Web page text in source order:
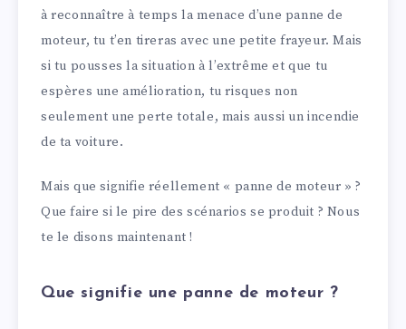
à reconnaître à temps la menace d’une panne de
moteur, tu t’en tireras avec une petite frayeur. Mais
si tu pousses la situation à l’extrême et que tu
espères une amélioration, tu risques non
seulement une perte totale, mais aussi un incendie
de ta voiture.
Mais que signifie réellement « panne de moteur » ?
Que faire si le pire des scénarios se produit ? Nous
te le disons maintenant !
Que signifie une panne de moteur ?